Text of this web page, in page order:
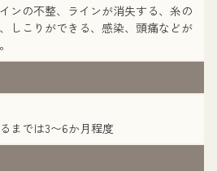
ンの不整、ラインが消失する、糸の
しこりができる、感染、頭痛などが
までは3〜6か月程度